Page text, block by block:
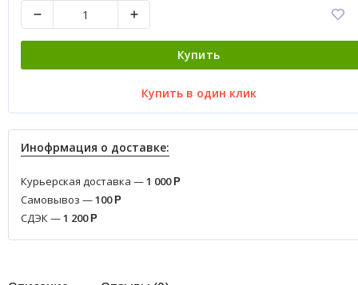
Купить
Купить в один клик
Инофрмация о доставке:
Курьерская доставка —1 000 Р
Самовывоз —100 Р
СДЭК —1 200 Р